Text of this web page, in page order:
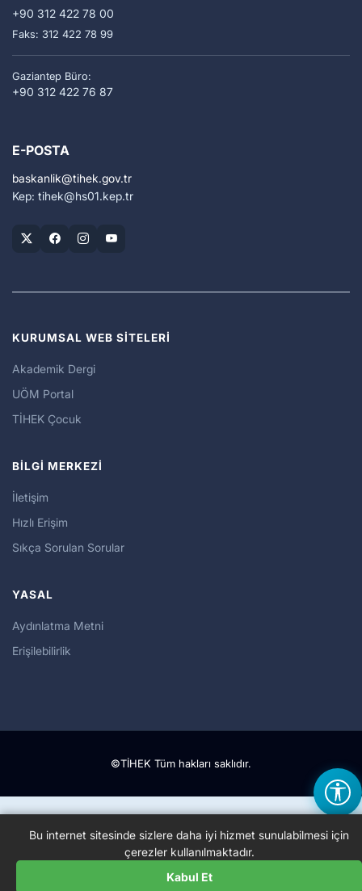
+90 312 422 78 00
Faks: 312 422 78 99
Gaziantep Büro:
+90 312 422 76 87
E-POSTA
baskanlik tihek.gov.tr
Kep: tihek hs01.kep.tr
KURUMSAL WEB SİTELERİ
Akademik Dergi
UÖM Portal
TİHEK Çocuk
BİLGİ MERKEZİ
İletişim
Hızlı Erişim
Sıkça Sorulan Sorular
YASAL
Aydınlatma Metni
Erişilebilirlik
©TİHEK Tüm hakları saklıdır.
Bu internet sitesinde sizlere daha iyi hizmet sunulabilmesi için
çerezler kullanılmaktadır.
Kabul Et